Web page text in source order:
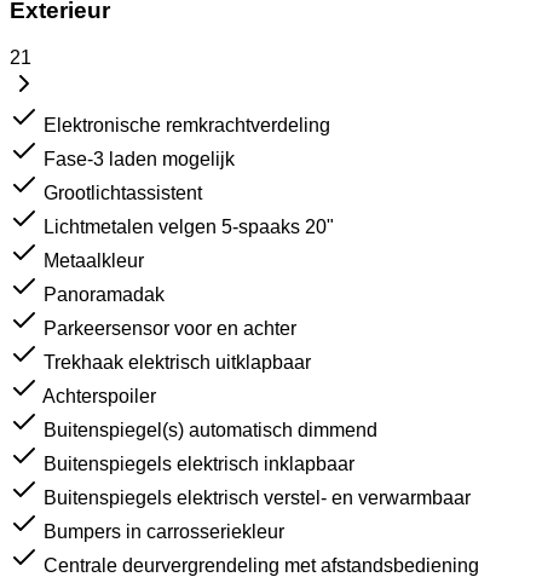
Exterieur
21
Elektronische remkrachtverdeling
Fase-3 laden mogelijk
Grootlichtassistent
Lichtmetalen velgen 5-spaaks 20"
Metaalkleur
Panoramadak
Parkeersensor voor en achter
Trekhaak elektrisch uitklapbaar
Achterspoiler
Buitenspiegel(s) automatisch dimmend
Buitenspiegels elektrisch inklapbaar
Buitenspiegels elektrisch verstel- en verwarmbaar
Bumpers in carrosseriekleur
Centrale deurvergrendeling met afstandsbediening